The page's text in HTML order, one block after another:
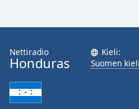
Nettiradio
Honduras
Kieli:
Suomen kieli